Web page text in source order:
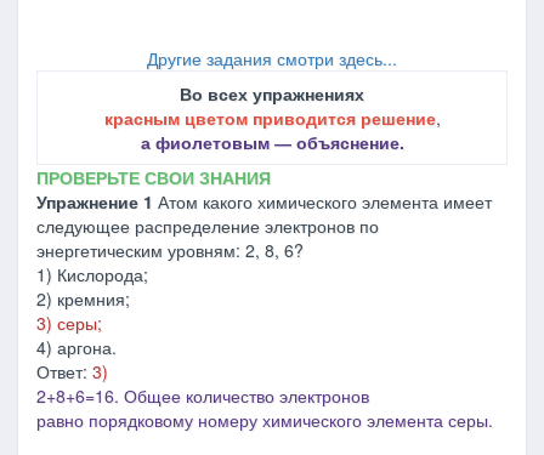
Другие задания смотри здесь...
Во всех упражнениях
красным цветом приводится решение,
а фиолетовым ― объяснение.
ПРОВЕРЬТЕ СВОИ ЗНАНИЯ
Упражнение 1 Атом какого химического элемента имеет
следующее распределение электронов по
энергетическим уровням: 2, 8, 6?
1) Кислорода;
2) кремния;
3) серы;
4) аргона.
Ответ: 3)
2+8+6=16. Общее количество электронов
равно порядковому номеру химического элемента серы.